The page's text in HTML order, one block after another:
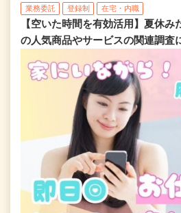
業務委託 登録制 在宅・内職
【空いた時間を有効活用】夏休
の人気商品やサービスの関連調査